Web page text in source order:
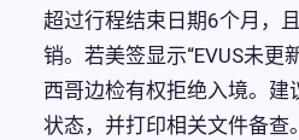
超过行程结束日期6个月，
销。若美签显示“EVUS未更
西哥边检有权拒绝入境。建
状态，并打印相关文件备查。